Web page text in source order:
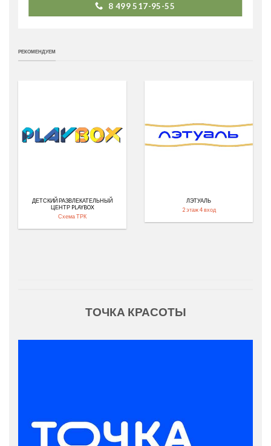
8 499 517-95-55
РЕКОМЕНДУЕМ
ДЕТСКИЙ РАЗВЛЕКАТЕЛЬНЫЙ
ЦЕНТР PLAYBOX
Схема ТРК
ЛЭТУАЛЬ
2 этаж 4 вход
ТОЧКА КРАСОТЫ